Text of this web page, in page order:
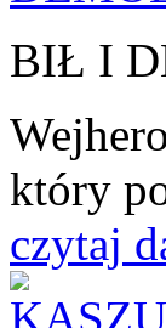
BIŁ I
który
czytaj